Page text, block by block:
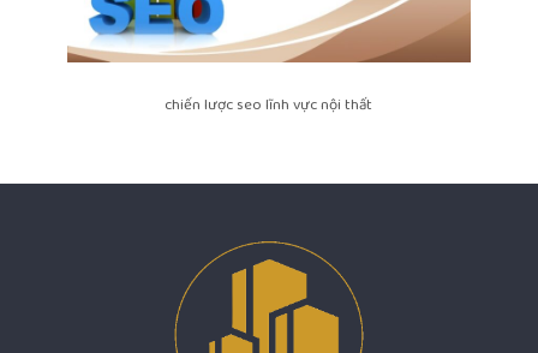
chiến lược seo lĩnh vực nội thất